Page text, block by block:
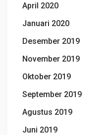
April 2020
Januari 2020
Desember 2019
November 2019
Oktober 2019
September 2019
Agustus 2019
Juni 2019